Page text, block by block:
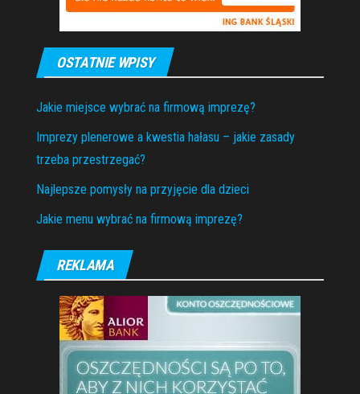
OSTATNIE WPISY
Jakie miejsce wybrać na firmową imprezę?
Imprezy plenerowe a kwestia hałasu – jakie zasady
trzeba przestrzegać?
Najlepsze pomysły na przyjęcie dla dzieci
Jakie menu wybrać na firmową imprezę?
REKLAMA